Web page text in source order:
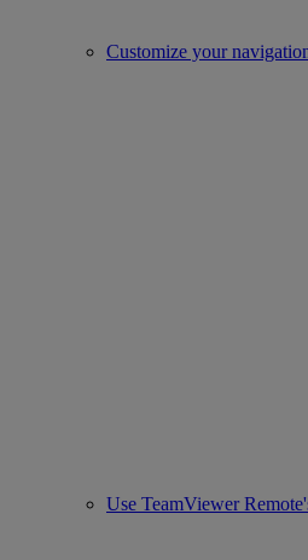
Customize your
Use TeamViewer